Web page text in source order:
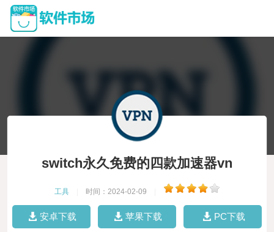
switch永久免费的四款加速器vn
工具 时间：2024-02-09
安卓下载 苹果下载 PC下载